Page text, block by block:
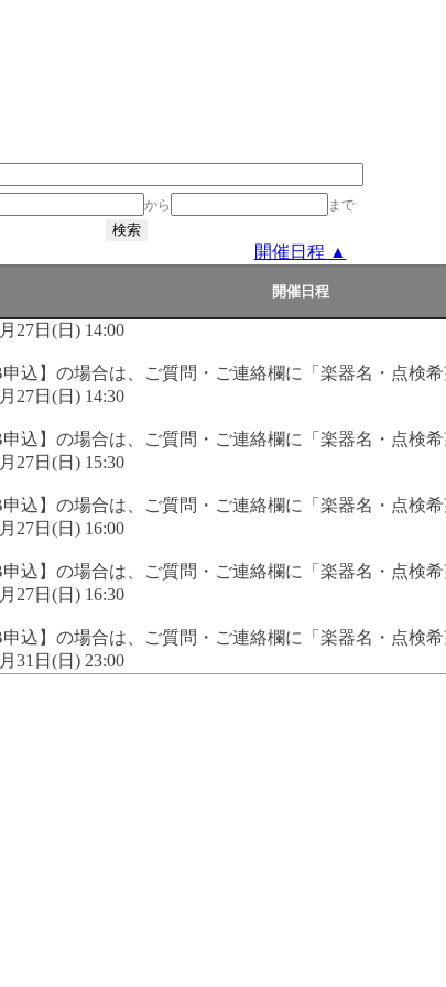
から まで
開催日程 ▲
27日(日) 14:00
込】の場合は、ご質問・ご連絡欄に「楽器名・点検希
27日(日) 14:30
込】の場合は、ご質問・ご連絡欄に「楽器名・点検希
27日(日) 15:30
込】の場合は、ご質問・ご連絡欄に「楽器名・点検希
27日(日) 16:00
込】の場合は、ご質問・ご連絡欄に「楽器名・点検希
27日(日) 16:30
込】の場合は、ご質問・ご連絡欄に「楽器名・点検希
31日(日) 23:00